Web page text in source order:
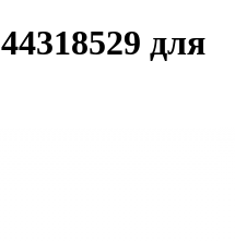
для